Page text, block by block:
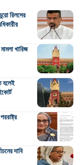
রিলসের
খারিজ
হলেই
দাবি